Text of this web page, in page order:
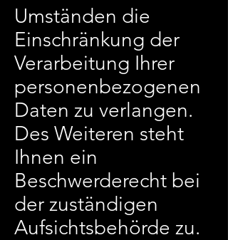
Umständen die
Einschränkung der
Verarbeitung Ihrer
personenbezogenen
Daten zu verlangen.
Des Weiteren steht
Ihnen ein
Beschwerderecht bei
der zuständigen
Aufsichtsbehörde zu.